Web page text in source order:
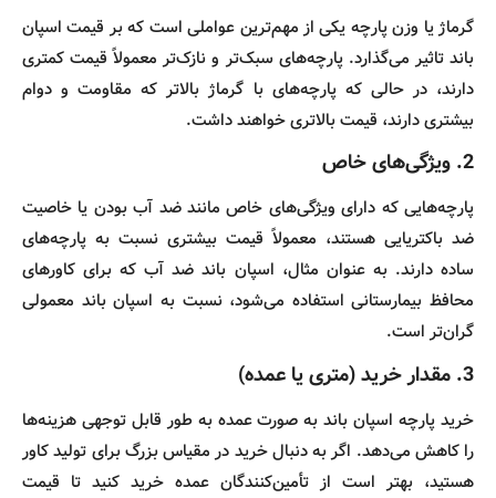
گرماژ یا وزن پارچه یکی از مهم‌ترین عواملی است که بر قیمت اسپان
باند تاثیر می‌گذارد. پارچه‌های سبک‌تر و نازک‌تر معمولاً قیمت کمتری
دارند، در حالی که پارچه‌های با گرماژ بالاتر که مقاومت و دوام
بیشتری دارند، قیمت بالاتری خواهند داشت.
2. ویژگی‌های خاص
پارچه‌هایی که دارای ویژگی‌های خاص مانند ضد آب بودن یا خاصیت
ضد باکتریایی هستند، معمولاً قیمت بیشتری نسبت به پارچه‌های
ساده دارند. به عنوان مثال، اسپان باند ضد آب که برای کاورهای
محافظ بیمارستانی استفاده می‌شود، نسبت به اسپان باند معمولی
گران‌تر است.
3. مقدار خرید (متری یا عمده)
خرید پارچه اسپان باند به صورت عمده به طور قابل توجهی هزینه‌ها
را کاهش می‌دهد. اگر به دنبال خرید در مقیاس بزرگ برای تولید کاور
هستید، بهتر است از تأمین‌کنندگان عمده خرید کنید تا قیمت